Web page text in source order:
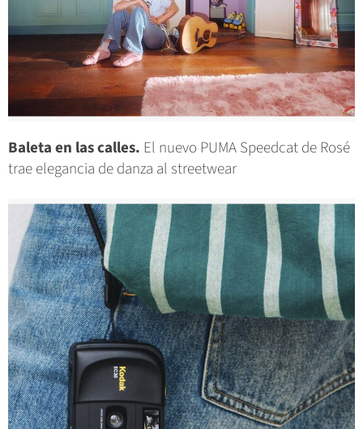
Baleta en las calles. El nuevo PUMA Speedcat de Rosé
trae elegancia de danza al streetwear